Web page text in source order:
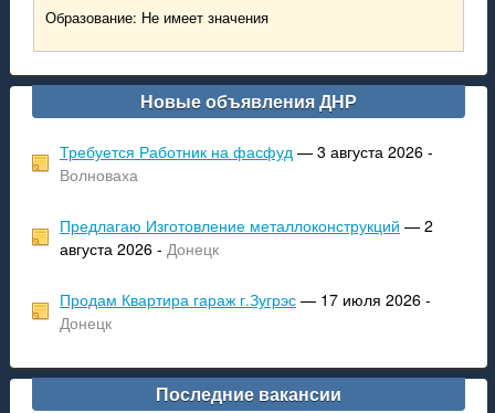
Образование: Не имеет значения
Новые объявления ДНР
Требуется Работник на фасфуд— 3 августа 2026 -
Волноваха
Предлагаю Изготовление металлоконструкций — 2
августа 2026 - Донецк
Продам Квартира гараж г.Зугрэс— 17 июля 2026 -
Донецк
Последние вакансии